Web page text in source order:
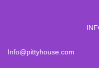
Info@pittyhouse.com